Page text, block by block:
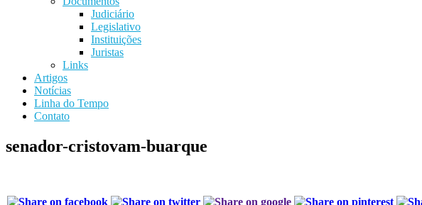
Judiciário
Legislativo
Instituições
Juristas
Links
Artigos
Notícias
Linha do Tempo
Contato
senador-cristovam-buarque